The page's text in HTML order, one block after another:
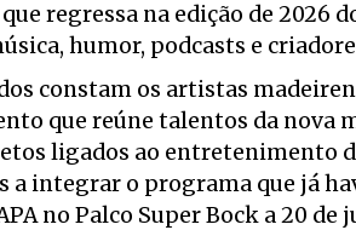
regressa na edição de 2026
humor, podcasts e
constam os artistas
que reúne talentos da nova
ligados ao entretenimento
a integrar o programa que já
no Palco Super Bock a 20 de